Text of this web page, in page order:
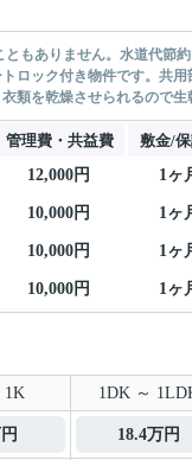
もありません。水道代節
ロック付き物件です。共
類を乾燥させられるので
管理費・共益費 敷金/
12,000円 1ヶ
10,000円 1ヶ
10,000円 1ヶ
10,000円 1ヶ
1K 1DK ～
18.4万円